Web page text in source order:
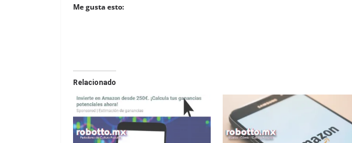
Me gusta esto:
Relacionado